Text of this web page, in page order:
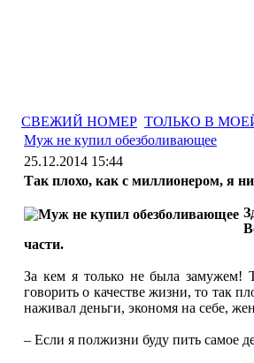
СВЕЖИЙ НОМЕР ТОЛЬКО В
Муж не купил обезболивающее
25.12.2014 15:44
Так плохо, как с миллионером, я
части.
За кем я только не была замужем!
говорить о качестве жизни, то так
наживал деньги, экономя на себе,
– Если я полжизни буду пить самое